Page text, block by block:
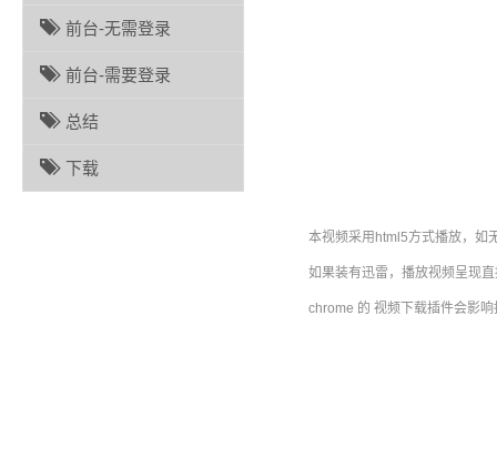
前台-无需登录
前台-需要登录
总结
下载
本视频采用html5方式播放，如
如果装有迅雷，播放视频呈现
chrome 的 视频下载插件会影